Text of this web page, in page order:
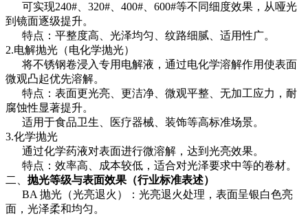
可实现240#、320#、400#、600#等不同细度效果，从哑光
到镜面逐级提升。
特点：平整度高、光泽均匀、纹路细腻、适用性广。
2.电解抛光（电化学抛光）
将不锈钢卷浸入专用电解液，通过电化学溶解作用使表面
微观凸起优先溶解。
特点：表面更光亮、更洁净、微观平整、无加工应力，耐
腐蚀性显著提升。
适用于食品卫生、医疗器械、装饰等高标准场景。
3.化学抛光
通过化学药液对表面进行微溶解，达到光亮效果。
特点：效率高、成本较低，适合对光泽要求中等的卷材。
二、 抛光等级与表面效果（行业标准表述）
BA 抛光（光亮退火）：光亮退火处理，表面呈银白色亮
面，光泽柔和均匀。